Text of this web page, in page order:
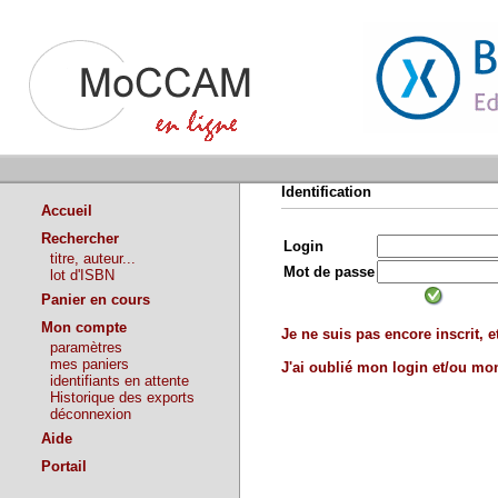
Accueil
Rechercher
titre, auteur...
lot d'ISBN
Panier en cours
Mon compte
paramètres
mes paniers
identifiants en attente
Historique des exports
déconnexion
Aide
Portail
Identification
Login
Mot de passe
Je ne suis pas encore inscrit,
J'ai oublié mon login et/ou